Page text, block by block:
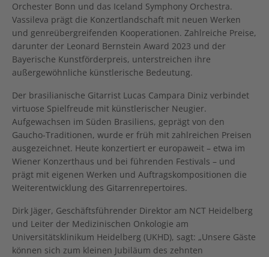
Orchester Bonn und das Iceland Symphony Orchestra.
Vassileva prägt die Konzertlandschaft mit neuen Werken
und genreübergreifenden Kooperationen. Zahlreiche Preise,
darunter der Leonard Bernstein Award 2023 und der
Bayerische Kunstförderpreis, unterstreichen ihre
außergewöhnliche künstlerische Bedeutung.
Der brasilianische Gitarrist Lucas Campara Diniz verbindet
virtuose Spielfreude mit künstlerischer Neugier.
Aufgewachsen im Süden Brasiliens, geprägt von den
Gaucho-Traditionen, wurde er früh mit zahlreichen Preisen
ausgezeichnet. Heute konzertiert er europaweit – etwa im
Wiener Konzerthaus und bei führenden Festivals – und
prägt mit eigenen Werken und Auftragskompositionen die
Weiterentwicklung des Gitarrenrepertoires.
Dirk Jäger, Geschäftsführender Direktor am NCT Heidelberg
und Leiter der Medizinischen Onkologie am
Universitätsklinikum Heidelberg (UKHD), sagt: „Unsere Gäste
können sich zum kleinen Jubiläum des zehnten